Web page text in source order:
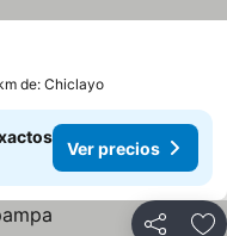
precios
precios
de: Chiclayo
Ver precios